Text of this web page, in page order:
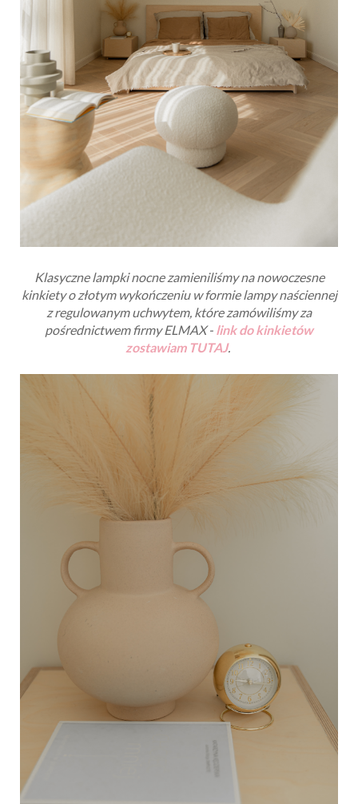
Klasyczne lampki nocne zamieniliśmy na nowoczesne
kinkiety o złotym wykończeniu w formie lampy naściennej
z regulowanym uchwytem, które zamówiliśmy za
pośrednictwem firmy ELMAX - link do kinkietów
zostawiam TUTAJ.